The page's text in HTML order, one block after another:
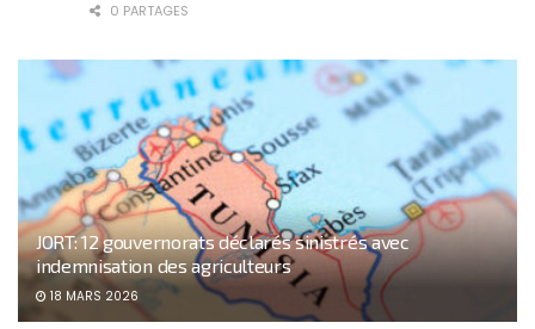
0 PARTAGES
JORT: 12 gouvernorats déclarés sinistrés avec
indemnisation des agriculteurs
18 MARS 2026